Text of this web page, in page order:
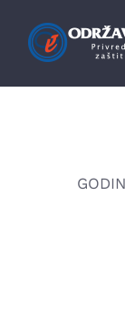
content